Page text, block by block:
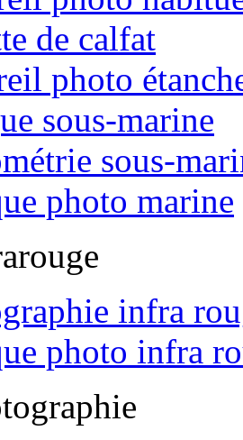
de calfat
photo
sous-marine
sous-
photo marine
infra
photo infra